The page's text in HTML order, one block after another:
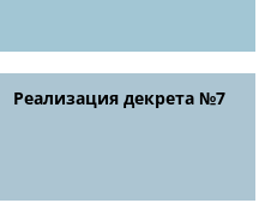
Реализация декрета №7